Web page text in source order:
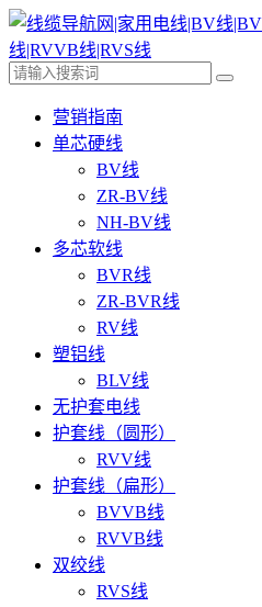
营销指南
单芯硬线
BV线
ZR-BV线
NH-BV线
多芯软线
BVR线
ZR-BVR线
RV线
塑铝线
BLV线
无护套电线
护套线（圆形）
RVV线
护套线（扁形）
BVVB线
RVVB线
双绞线
RVS线